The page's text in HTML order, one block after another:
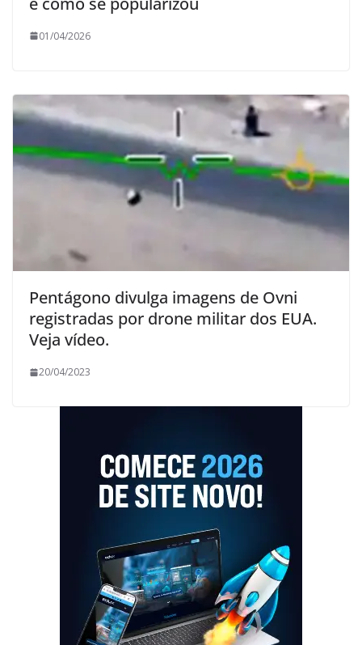
01/04/2026
Pentágono divulga imagens de Ovni
registradas por drone militar dos EUA.
Veja vídeo.
20/04/2023